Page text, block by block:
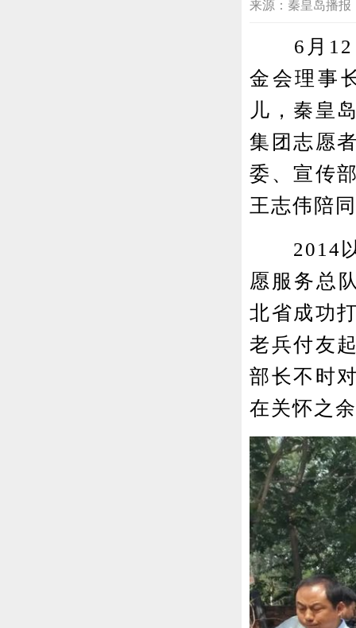
来源：秦皇岛播报
6月12日
金会理事
儿，秦皇
集团志愿
委、宣传
王志伟陪
2014以
愿服务总
北省成功
老兵付友
部长不时
在关怀之